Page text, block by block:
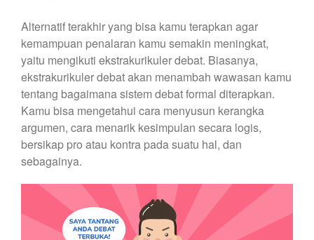
Alternatif terakhir yang bisa kamu terapkan agar
kemampuan penalaran kamu semakin meningkat,
yaitu mengikuti ekstrakurikuler debat. Biasanya,
ekstrakurikuler debat akan menambah wawasan kamu
tentang bagaimana sistem debat formal diterapkan.
Kamu bisa mengetahui cara menyusun kerangka
argumen, cara menarik kesimpulan secara logis,
bersikap pro atau kontra pada suatu hal, dan
sebagainya.